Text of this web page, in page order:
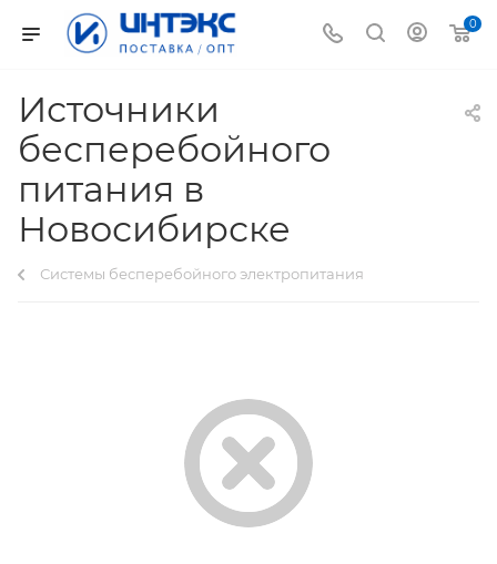
0
Источники
бесперебойного
питания в
Новосибирске
Системы бесперебойного электропитания